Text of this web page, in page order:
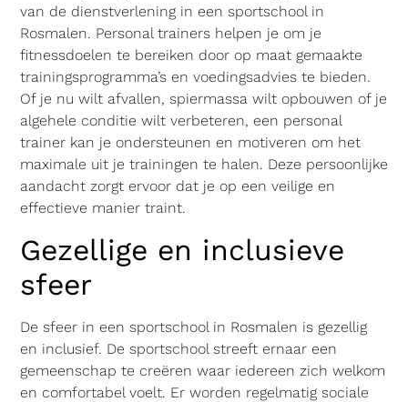
van de dienstverlening in een sportschool in
Rosmalen. Personal trainers helpen je om je
fitnessdoelen te bereiken door op maat gemaakte
trainingsprogramma’s en voedingsadvies te bieden.
Of je nu wilt afvallen, spiermassa wilt opbouwen of je
algehele conditie wilt verbeteren, een personal
trainer kan je ondersteunen en motiveren om het
maximale uit je trainingen te halen. Deze persoonlijke
aandacht zorgt ervoor dat je op een veilige en
effectieve manier traint.
Gezellige en inclusieve
sfeer
De sfeer in een sportschool in Rosmalen is gezellig
en inclusief. De sportschool streeft ernaar een
gemeenschap te creëren waar iedereen zich welkom
en comfortabel voelt. Er worden regelmatig sociale